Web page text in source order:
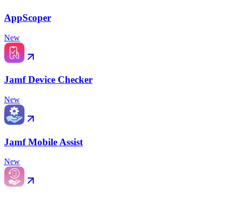
AppScoper
New
Jamf Device Checker
New
Jamf Mobile Assist
New